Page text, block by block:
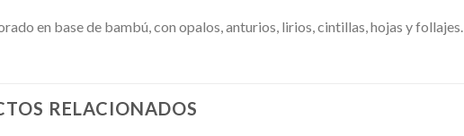
en base de bambú, con opalos, anturios, lirios, cintillas, hojas y follajes.
RELACIONADOS